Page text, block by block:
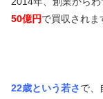
50億円で買収されま
22歳という若さで、